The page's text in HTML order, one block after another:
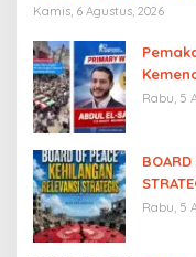
Kamis, 6 Agustus, 2026
Rabu, 5
BOARD
Rabu, 5